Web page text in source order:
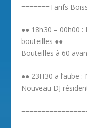
=======Tarifs
●● 18h30 – 00h00
bouteilles ●●
Bouteilles à 60
●● 23H30 a l’aube
Nouveau DJ